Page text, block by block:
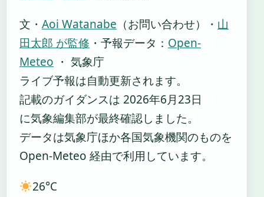
文・ Aoi Watanabe （お問い合わせ） ・ 山
田太郎 が監修 ・ 予報データ： Open-
Meteo ・ 気象庁
ライブ予報は自動更新されます。
記載のガイダンスは 2026年6月23日
に気象編集部が最終確認しました。
データは気象庁ほか各国気象機関のものを
Open-Meteo 経由で利用しています。
26°C